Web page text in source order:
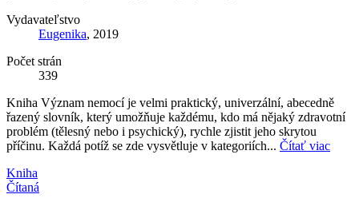
Vydavateľstvo
Eugenika, 2019
Počet strán
339
Kniha Význam nemocí je velmi praktický, univerzální, abecedně
řazený slovník, který umožňuje každému, kdo má nějaký zdravotní
problém (tělesný nebo i psychický), rychle zjistit jeho skrytou
příčinu. Každá potíž se zde vysvětluje v kategoriích... Čítať viac
Kniha
Čítaná